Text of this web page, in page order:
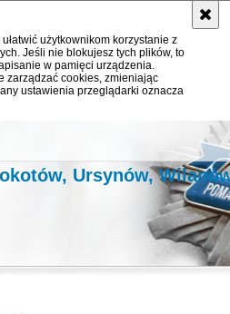
użytkownikom korzystanie z
Jeśli nie blokujesz tych plików, to
w pamięci urządzenia.
zarządzać cookies, zmieniając
ustawienia przeglądarki oznacza
Ursynów,